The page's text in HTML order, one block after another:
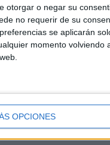
otorgar o negar su
no requerir de su
se aplicarán
momento
OPCIONES
consistori
i la
conjunt del